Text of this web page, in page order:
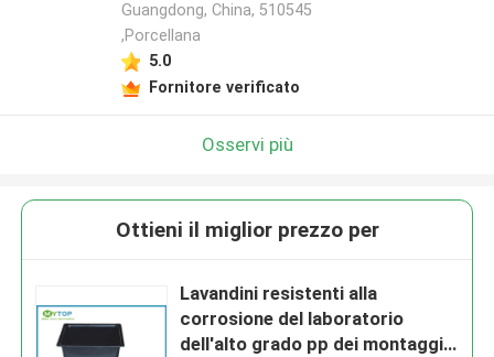
Guangdong, China, 510545
,Porcellana
5.0
Fornitore verificato
Osservi più
Ottieni il miglior prezzo per
Lavandini resistenti alla
corrosione del laboratorio
dell'alto grado pp dei montaggi